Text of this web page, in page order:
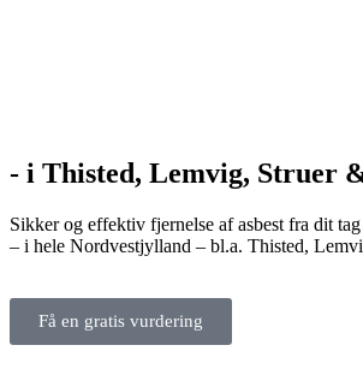
- i Thisted, Lemvig, Struer
Sikker og effektiv fjernelse af asbest fra dit tag
– i hele Nordvestjylland – bl.a. Thisted,
Få en gratis vurdering